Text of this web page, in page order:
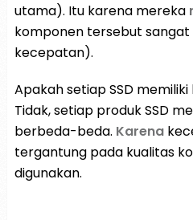
utama). Itu karena mereka
komponen tersebut
kecepatan).
Apakah setiap SSD
Tidak, setiap produk SSD
berbeda-beda. Karena
tergantung pada kualitas
digunakan.